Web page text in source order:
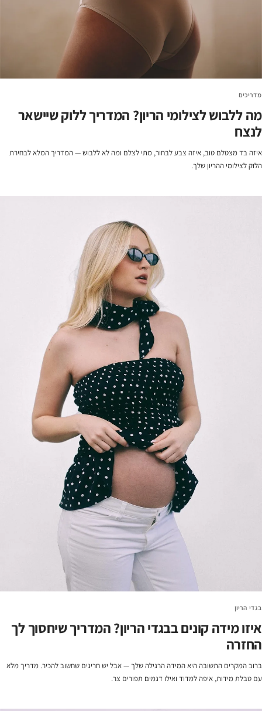
מדריכים
מה ללבוש לצילומי הריון? המדריך ללוק שיישאר
לנצח
איזה בד מצטלם טוב, איזה צבע לבחור, מתי לצלם ומה לא ללבוש — המדריך המלא לבחירת
הלוק לצילומי ההריון שלך.
בגדי הריון
איזו מידה קונים בבגדי הריון? המדריך שיחסוך לך
החזרה
ברוב המקרים התשובה היא המידה הרגילה שלך — אבל יש חריגים שחשוב להכיר. מדריך מלא
עם טבלת מידות, איפה למדוד ואילו דגמים תפורים צר.